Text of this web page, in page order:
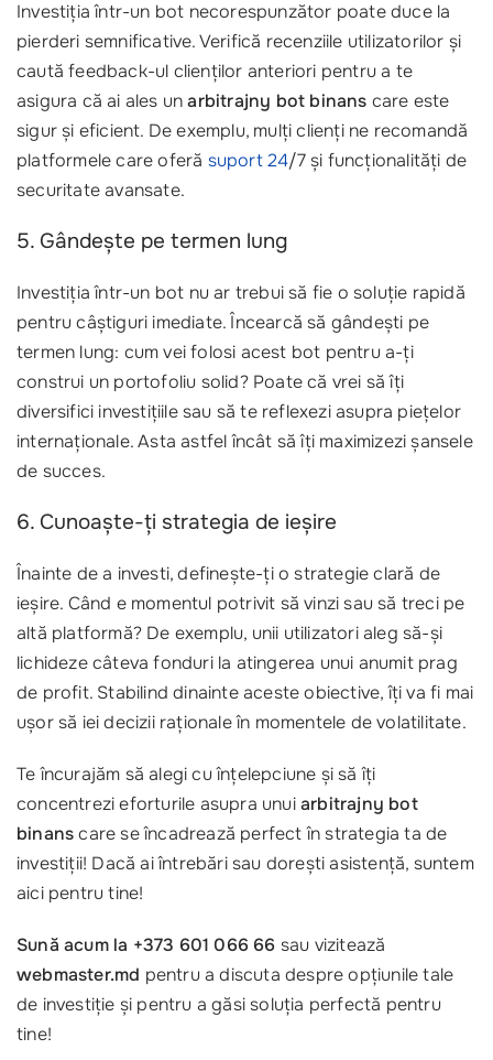
Investiția într-un bot necorespunzător poate duce la
pierderi semnificative. Verifică recenziile utilizatorilor și
caută feedback-ul clienților anteriori pentru a te
asigura că ai ales unarbitrajny bot binans care este
sigur și eficient. De exemplu, mulți clienți ne recomandă
platformele care oferă suport 24/7 și funcționalități de
securitate avansate.
5. Gândește pe termen lung
Investiția într-un bot nu ar trebui să fie o soluție rapidă
pentru câștiguri imediate. Încearcă să gândești pe
termen lung: cum vei folosi acest bot pentru a-ți
construi un portofoliu solid? Poate că vrei să îți
diversifici investițiile sau să te reflexezi asupra piețelor
internaționale. Asta astfel încât să îți maximizezi șansele
de succes.
6. Cunoaște-ți strategia de ieșire
Înainte de a investi, definește-ți o strategie clară de
ieșire. Când e momentul potrivit să vinzi sau să treci pe
altă platformă? De exemplu, unii utilizatori aleg să-și
lichideze câteva fonduri la atingerea unui anumit prag
de profit. Stabilind dinainte aceste obiective, îți va fi mai
ușor să iei decizii raționale în momentele de volatilitate.
Te încurajăm să alegi cu înțelepciune și să îți
concentrezi eforturile asupra unuiarbitrajny bot
binanscare se încadrează perfect în strategia ta de
investiții! Dacă ai întrebări sau dorești asistență, suntem
aici pentru tine!
Sună acum la +373 601 066 66 sau vizitează
webmaster.md pentru a discuta despre opțiunile tale
de investiție și pentru a găsi soluția perfectă pentru
tine!